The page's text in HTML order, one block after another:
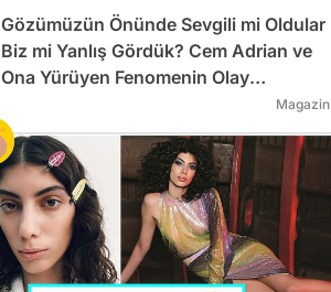
Gözümüzün Önünde Sevgili mi Oldular
Biz mi Yanlış Gördük? Cem Adrian ve
Ona Yürüyen Fenomenin Olay
Magazin